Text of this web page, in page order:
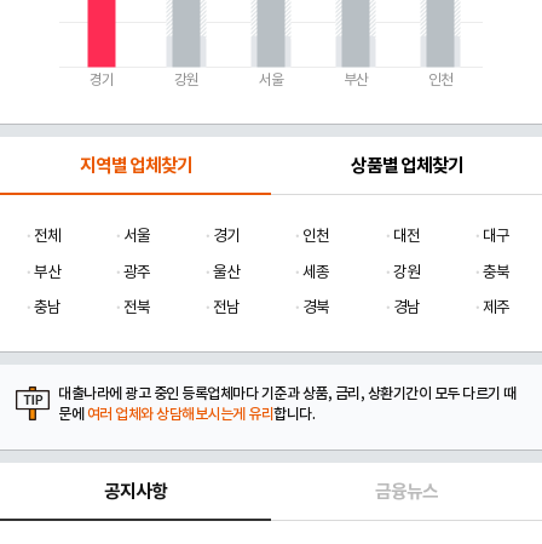
경기 강원 서울 부산 인천
지역별 업체찾기 상품별 업체찾기
전체 서울 경기 인천 대전
대구
부산
광주 울산 세종 강원
충북
충남
전북 전남 경북 경남 제주
대출나라에 광고 중인 등록업체마다 기준과 상품, 금리, 상환기간이 모두 다르기 때
문에 여러 업체와 상담해보시는게 유리합니다.
공지사항 금융뉴스